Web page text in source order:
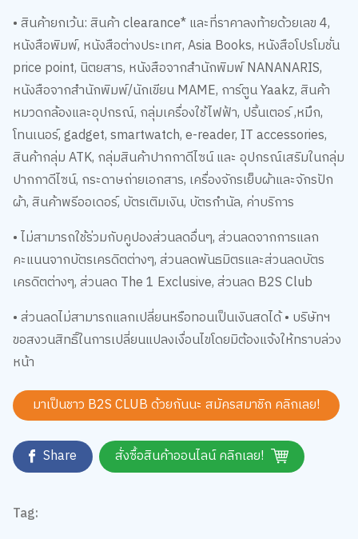
• สินค้ายกเว้น: สินค้า clearance* และที่ราคาลงท้ายด้วยเลข 4,
หนังสือพิมพ์, หนังสือต่างประเทศ, Asia Books, หนังสือโปรโมชั่น
price point, นิตยสาร, หนังสือจากสำนักพิมพ์ NANANARIS,
หนังสือจากสำนักพิมพ์/นักเขียน MAME, การ์ตูน Yaakz, สินค้า
หมวดกล้องและอุปกรณ์, กลุ่มเครื่องใช้ไฟฟ้า, ปริ้นเตอร์ ,หมึก,
โทนเนอร์, gadget, smartwatch, e-reader, IT accessories,
สินค้ากลุ่ม ATK, กลุ่มสินค้าปากกาดีไซน์ และ อุปกรณ์เสริมในกลุ่ม
ปากกาดีไซน์, กระดาษถ่ายเอกสาร, เครื่องจักรเย็บผ้าและจักรปัก
ผ้า, สินค้าพรีออเดอร์, บัตรเติมเงิน, บัตรกำนัล, ค่าบริการ
• ไม่สามารถใช้ร่วมกับคูปองส่วนลดอื่นๆ, ส่วนลดจากการแลก
คะแนนจากบัตรเครดิตต่างๆ, ส่วนลดพันธมิตรและส่วนลดบัตร
เครดิตต่างๆ, ส่วนลด The 1 Exclusive, ส่วนลด B2S Club
• ส่วนลดไม่สามารถแลกเปลี่ยนหรือทอนเป็นเงินสดได้ • บริษัทฯ
ขอสงวนสิทธิ์ในการเปลี่ยนแปลงเงื่อนไขโดยมิต้องแจ้งให้ทราบล่วง
หน้า
มาเป็นชาว B2S CLUB ด้วยกันนะ สมัครสมาชิก คลิกเลย!
Share สั่งซื้อสินค้าออนไลน์ คลิกเลย!
Tag: